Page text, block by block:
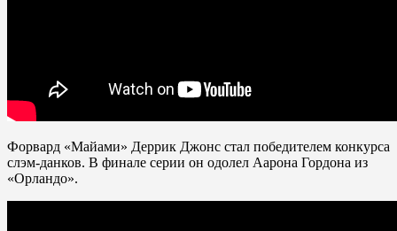
Форвард «Майами» Деррик Джонс стал победителем конкурса
слэм-данков. В финале серии он одолел Аарона Гордона из
«Орландо».